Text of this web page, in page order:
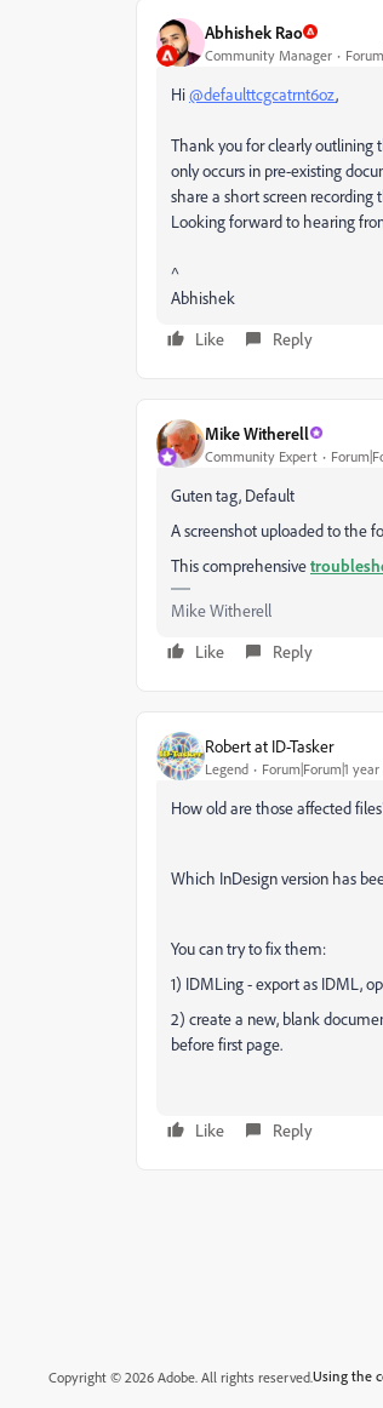
Abhishek Rao
Community Manager
Hi@defaulttcgcatrnt6oz,
Thank you for clearly outlining
only occurs in pre-existing
share a short screen recording
Looking forward to hearing
^
Abhishek
Like
Reply
Mike Witherell
Community Expert
Guten tag, Default
A screenshot uploaded to the
This comprehensive
Mike Witherell
Like
Reply
Robert at ID-Tasker
Legend Forum|Forum|1 year
How old are those affected
Which InDesign version has
You can try to fix them:
1) IDMLing - export as IDML,
2) create a new, blank
before first page.
Like Reply
Copyright © 2026 Adobe. All rights reserved.Using the